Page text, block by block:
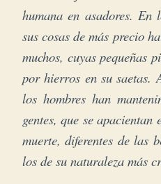
humana en asadores. En
sus cosas de más precio
muchos, cuyas pequeñas
por hierros en su saetas.
los hombres han
gentes, que se apacientan
muerte, diferentes de las
los de su naturaleza más